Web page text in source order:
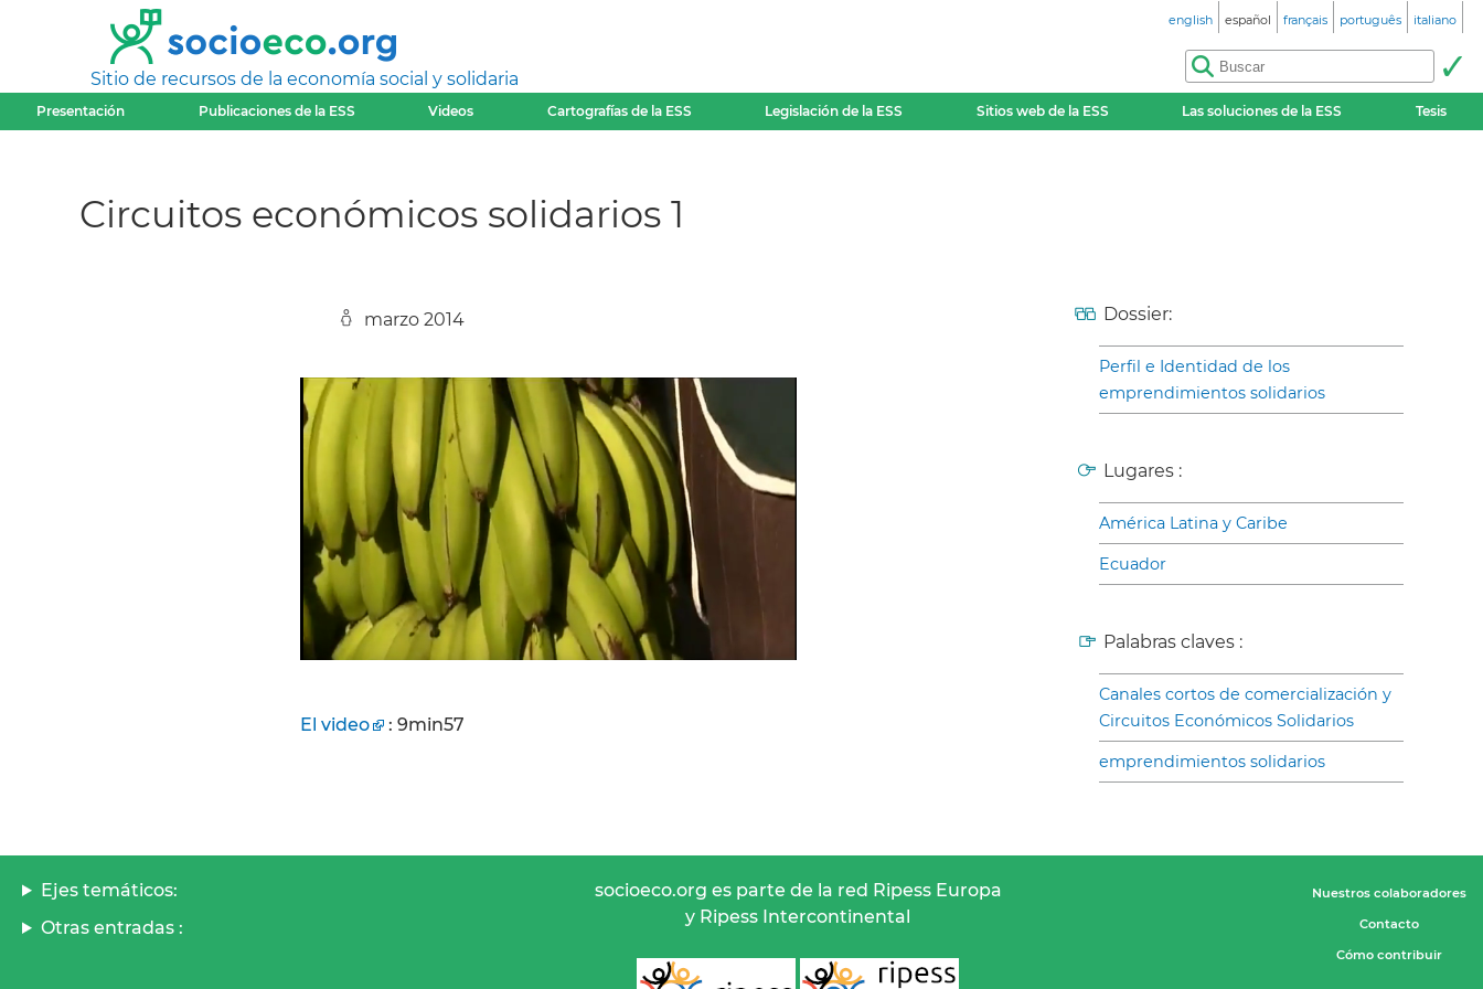
Sitio de recursos de la economía social y solidaria
english español français português italiano
Presentación Publicaciones de la ESS Videos Cartografías de la ESS Legislación de la ESS Sitios web de la ESS Las soluciones de la ESS Tesis
Circuitos económicos solidarios 1
marzo 2014
El video : 9min57
Dossier:
Perfil e Identidad de los
emprendimientos solidarios
Lugares :
América Latina y Caribe
Ecuador
Palabras claves :
Canales cortos de comercialización y
Circuitos Económicos Solidarios
emprendimientos solidarios
Ejes temáticos:
Otras entradas :
socioeco.org es parte de la red Ripess Europa
y Ripess Intercontinental
Nuestros colaboradores
Contacto
Cómo contribuir